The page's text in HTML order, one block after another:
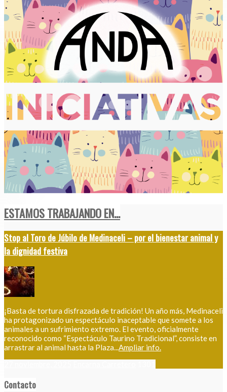
ESTAMOS TRABAJANDO EN...
Stop al Toro de Júbilo de Medinaceli – por el bienestar animal y
la dignidad festiva
¡Basta de tortura disfrazada de tradición! Un año más, Medinaceli
ha protagonizado un espectáculo inaceptable que somete a los
animales a un sufrimiento extremo. El evento, oficialmente
reconocido como “Espectáculo Taurino Tradicional”, consiste en
arrastrar al animal hasta la Plaza...Ampliar info.
Contacto